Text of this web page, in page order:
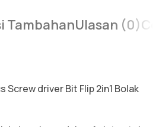
TambahanUlasan (0)
Screw driver Bit Flip 2in1 Bolak